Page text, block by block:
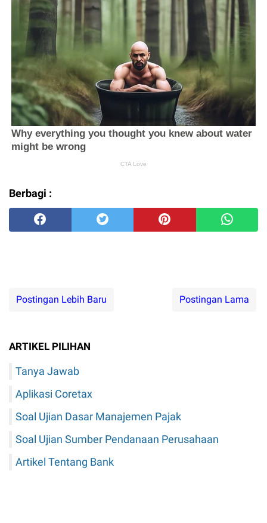
Berbagi :
Postingan Lebih Baru Postingan Lama
ARTIKEL PILIHAN
Tanya Jawab
Aplikasi Coretax
Soal Ujian Dasar Manajemen Pajak
Soal Ujian Sumber Pendanaan Perusahaan
Artikel Tentang Bank